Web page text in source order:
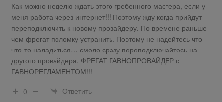
Как можно неделю ждать этого гребенного мастера, если у
меня работа через интернет!!! Поэтому жду когда прийдут
переподключить к новому провайдеру. По времене раньше
чем фрегат поломку устранить. Поэтому не надейтесь что
что-то наладиться… смело сразу переподключайтесь на
другого провайдера. ФРЕГАТ ГАВНОПРОВАЙДЕР с
ГАВНОРЕГЛАМЕНТОМ!!!
0
Ответить